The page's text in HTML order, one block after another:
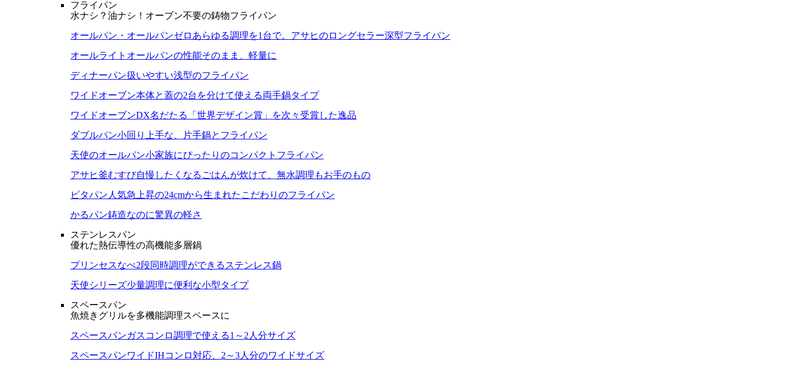
フライパン
水ナシ？油ナシ！オーブン不要の鋳物フライパン
オールパン・オールパンゼロ あらゆる調理を1台で。アサヒのロングセラー深型フライパン
オールライト オールパンの性能そのまま、軽量に
ディナーパン扱いやすい浅型のフライパン
ワイドオーブン本体と蓋の2台を分けて使える両手鍋タイプ
ワイドオーブンDX名だたる「世界デザイン賞」を次々受賞した逸品
ダブルパン小回り上手な、片手鍋とフライパン
天使のオールパン小家族にぴったりのコンパクトフライパン
アサヒ釜むすび自慢したくなるごはんが炊けて、無水調理もお手のもの
ピタパン 人気急上昇の24cmから生まれたこだわりのフライパン
かるパン鋳造なのに驚異の軽さ
ステンレスパン
優れた熱伝導性の高機能多層鍋
プリンセスなべ2段同時調理ができるステンレス鍋
天使シリーズ少量調理に便利な小型タイプ
スペースパン
魚焼きグリルを多機能調理スペースに
スペースパンガスコンロ調理で使える1～2人分サイズ
スペースパンワイドIHコンロ対応、2～3人分のワイドサイズ